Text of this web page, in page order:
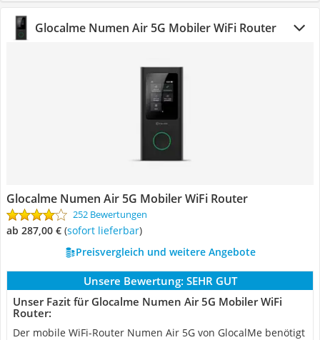
Glocalme Numen Air 5G Mobiler WiFi Router
Glocalme Numen Air 5G Mobiler WiFi Router
252 Bewertungen
ab 287,00 € ( Sofort lieferbar)
Preisvergleich und weitere Angebote
Unsere Bewertung: SEHR GUT
Unser Fazit für Glocalme Numen Air 5G Mobiler WiFi
Router:
Der mobile WiFi-Router Numen Air 5G von GlocalMe benötigt